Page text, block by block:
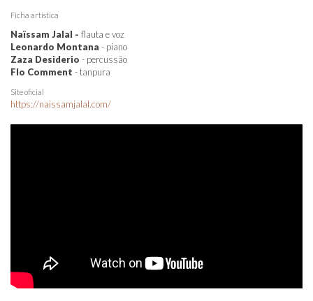
Ficha artística
Naïssam Jalal - flauta e voz
Leonardo Montana - piano
Zaza Desiderio - percussão
Flo Comment - tanpura
Site oficial
https://naissamjalal.com/